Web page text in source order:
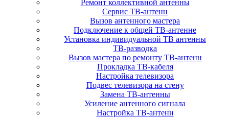
Ремонт коллективной антенны
Сервис ТВ-антенн
Вызов антенного мастера
Подключение к общей ТВ-антенне
Установка индивидуальной ТВ антенны
ТВ-разводка
Вызов мастера по ремонту ТВ-антенн
Прокладка ТВ-кабеля
Настройка телевизора
Подвес телевизора на стену
Замена ТВ-антенны
Усиление антенного сигнала
Настройка ТВ-антенн